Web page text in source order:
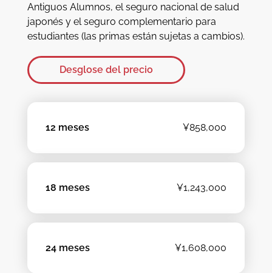
12 meses ¥858,000
18 meses ¥1,243,000
24 meses ¥1,608,000
Antiguos Alumnos, el seguro nacional de salud
japonés y el seguro complementario para
estudiantes (las primas están sujetas a cambios).
Desglose del precio